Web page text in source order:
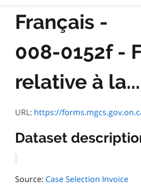
Français -
008-0152f -
relative à la...
URL: https://forms.mgcs.gov.on.ca/dataset/2dd1f211-ee84-4431-aa8e-ccf15fad45d6/resource/
Dataset
Source: Case Selection Invoice